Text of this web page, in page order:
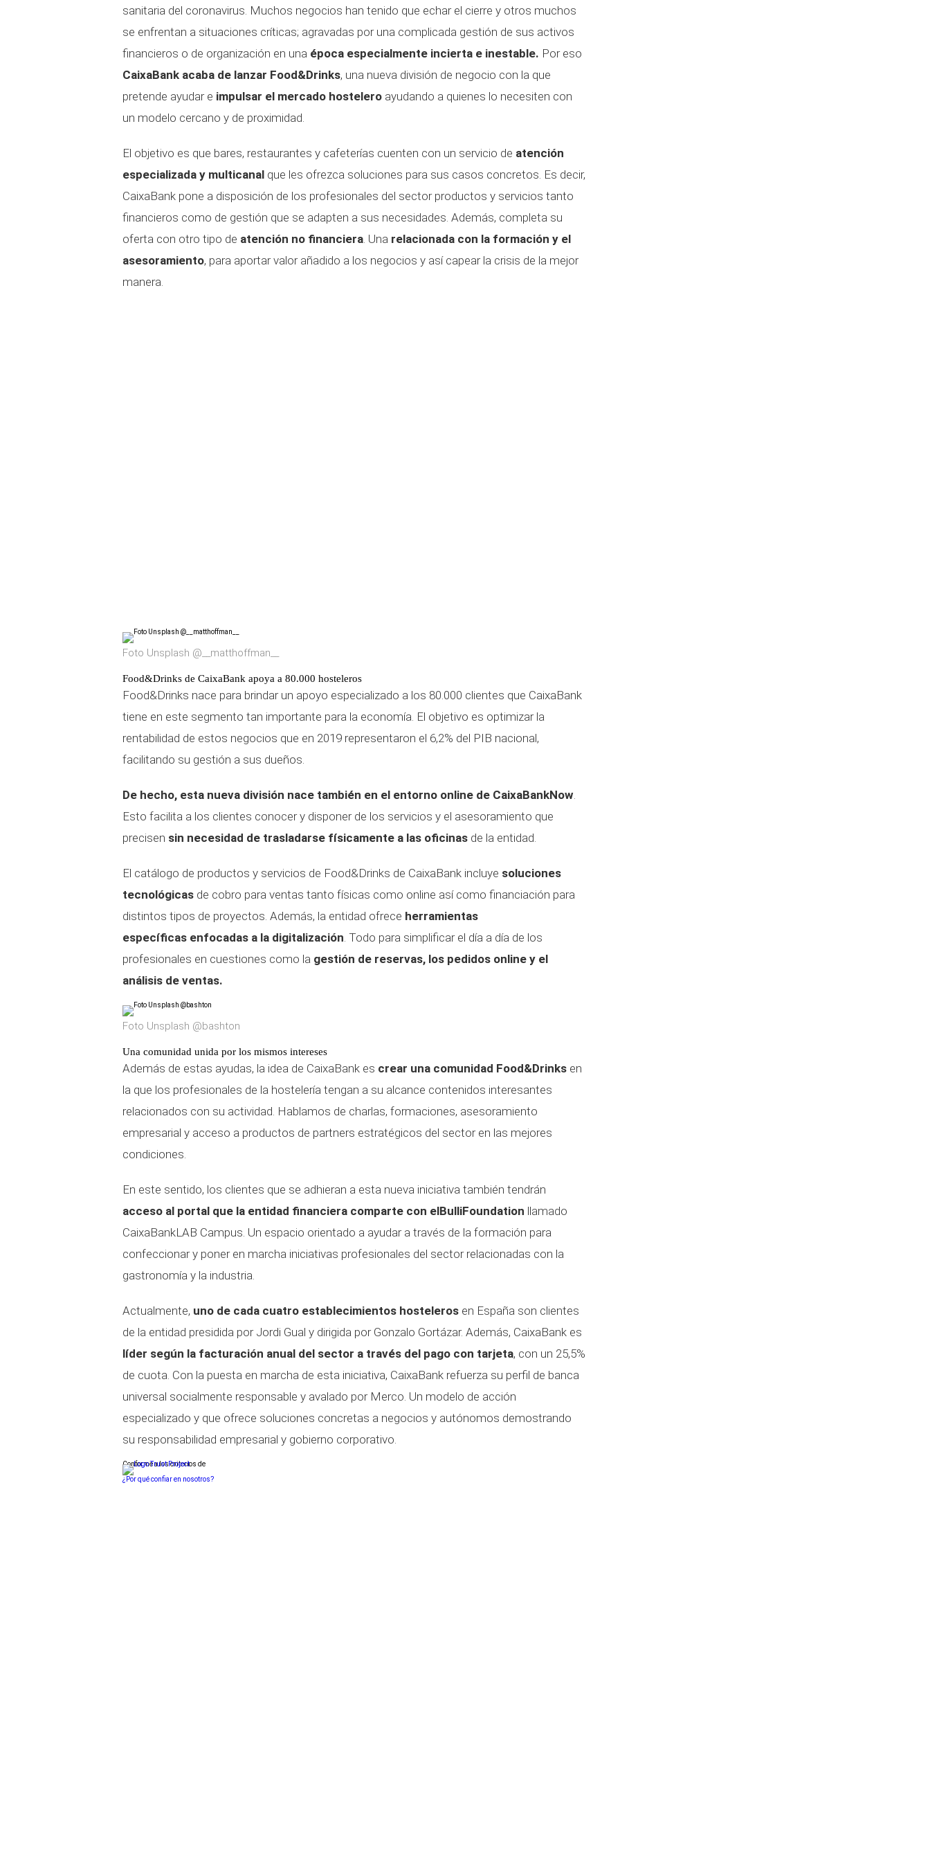
sanitaria del coronavirus. Muchos negocios han tenido que echar el cierre y otros muchos
se enfrentan a situaciones críticas; agravadas por una complicada gestión de sus activos
financieros o de organización en una época especialmente incierta e inestable. Por eso
CaixaBank acaba de lanzar Food&Drinks, una nueva división de negocio con la que
pretende ayudar e impulsar el mercado hostelero ayudando a quienes lo necesiten con
un modelo cercano y de proximidad.
El objetivo es que bares, restaurantes y cafeterías cuenten con un servicio de atención
especializada y multicanal que les ofrezca soluciones para sus casos concretos. Es decir,
CaixaBank pone a disposición de los profesionales del sector productos y servicios tanto
financieros como de gestión que se adapten a sus necesidades. Además, completa su
oferta con otro tipo de atención no financiera. Una relacionada con la formación y el
asesoramiento, para aportar valor añadido a los negocios y así capear la crisis de la mejor
manera.
Foto Unsplash @__matthoffman__
Food&Drinks de CaixaBank apoya a 80.000 hosteleros
Food&Drinks nace para brindar un apoyo especializado a los 80.000 clientes que CaixaBank
tiene en este segmento tan importante para la economía. El objetivo es optimizar la
rentabilidad de estos negocios que en 2019 representaron el 6,2% del PIB nacional,
facilitando su gestión a sus dueños.
De hecho, esta nueva división nace también en el entorno online de CaixaBankNow.
Esto facilita a los clientes conocer y disponer de los servicios y el asesoramiento que
precisen sin necesidad de trasladarse físicamente a las oficinas de la entidad.
El catálogo de productos y servicios de Food&Drinks de CaixaBank incluye soluciones
tecnológicas de cobro para ventas tanto físicas como online así como financiación para
distintos tipos de proyectos. Además, la entidad ofrece herramientas
específicas enfocadas a la digitalización. Todo para simplificar el día a día de los
profesionales en cuestiones como la gestión de reservas, los pedidos online y el
análisis de ventas.
Foto Unsplash @bashton
Una comunidad unida por los mismos intereses
Además de estas ayudas, la idea de CaixaBank es crear una comunidad Food&Drinks en
la que los profesionales de la hostelería tengan a su alcance contenidos interesantes
relacionados con su actividad. Hablamos de charlas, formaciones, asesoramiento
empresarial y acceso a productos de partners estratégicos del sector en las mejores
condiciones.
En este sentido, los clientes que se adhieran a esta nueva iniciativa también tendrán
acceso al portal que la entidad financiera comparte con elBulliFoundation llamado
CaixaBankLAB Campus. Un espacio orientado a ayudar a través de la formación para
confeccionar y poner en marcha iniciativas profesionales del sector relacionadas con la
gastronomía y la industria.
Actualmente, uno de cada cuatro establecimientos hosteleros en España son clientes
de la entidad presidida por Jordi Gual y dirigida por Gonzalo Gortázar. Además, CaixaBank es
líder según la facturación anual del sector a través del pago con tarjeta, con un 25,5%
de cuota. Con la puesta en marcha de esta iniciativa, CaixaBank refuerza su perfil de banca
universal socialmente responsable y avalado por Merco. Un modelo de acción
especializado y que ofrece soluciones concretas a negocios y autónomos demostrando
su responsabilidad empresarial y gobierno corporativo.
Conforme a los criterios de
¿Por qué confiar en nosotros?